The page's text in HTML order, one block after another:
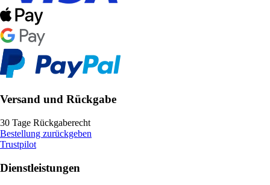
Versand und Rückgabe
30 Tage Rückgaberecht
Bestellung zurückgeben
Trustpilot
Dienstleistungen